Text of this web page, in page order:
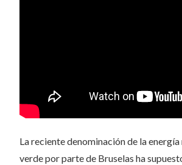
La reciente denominación de la
verde por parte de Bruselas ha